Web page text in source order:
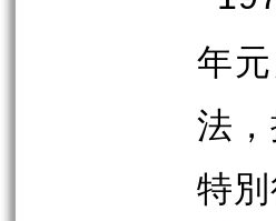
年
法
特